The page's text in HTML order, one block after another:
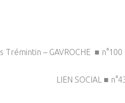
Trémintin – GAVROCHE ■
LIEN SOCIAL ■